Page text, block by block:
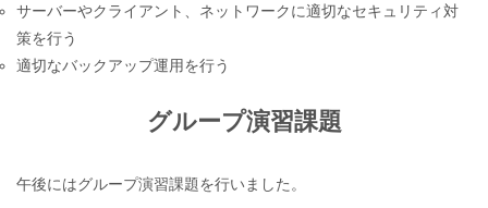
サーバーやクライアント、ネットワークに適切なセキュリティ対
策を行う
適切なバックアップ運用を行う
グループ演習課題
午後にはグループ演習課題を行いました。